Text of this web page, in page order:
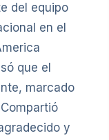
del equipo
en el
que el
marcado
y